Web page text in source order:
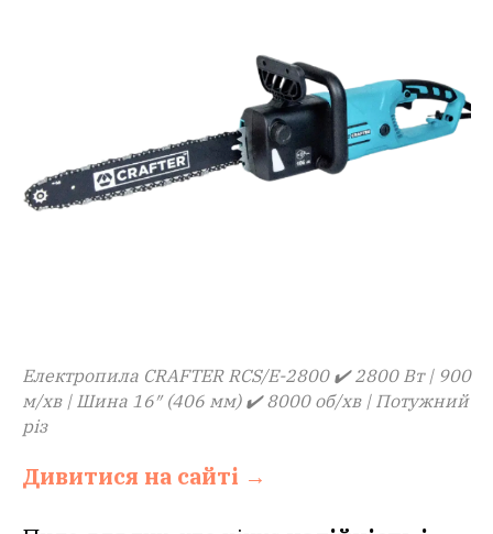
Електропила CRAFTER RCS/E-2800 ✔️ 2800 Вт | 900
м/хв | Шина 16″ (406 мм) ✔️ 8000 об/хв | Потужний
різ
Дивитися на сайті →